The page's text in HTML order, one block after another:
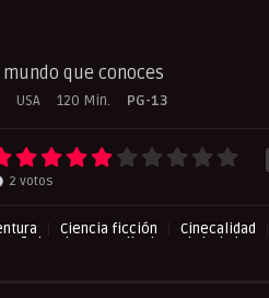
mundo que conoces
USA 120 Min. PG-13
2 votos
Ciencia ficción Cinecalidad
Latino
Peliculas Subtituladas